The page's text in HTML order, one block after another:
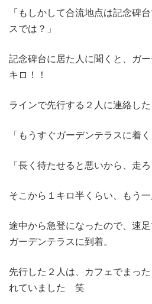
「もしかして合流地点は記念碑
スでは？」
記念碑台に居た人に聞くと、ガ
キロ！！
ラインで先行する２人に連絡した
「もうすぐガーデンテラスに着く
「長く待たせると悪いから、走ろ
そこから１キロ半くらい、もう一
途中から急登になったので、速
ガーデンテラスに到着。
先行した２人は、カフェでまっ
れていました 笑